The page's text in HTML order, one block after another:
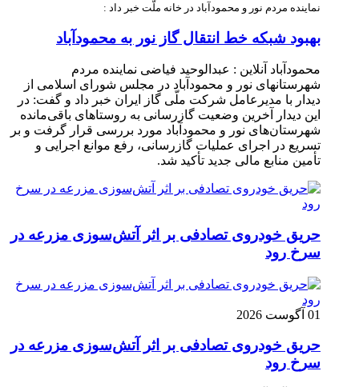
نماینده مردم نور و محمودآباد در خانه ملّت خبر داد :
بهبود شبکه خط انتقال گاز نور به محمودآباد
محمودآباد آنلاین : عبدالوحید فیاضی نماینده مردم
شهرستانهای نور و محمودآباد در مجلس شورای اسلامی از
دیدار با مدیرعامل شرکت ملّی گاز ایران خبر داد و گفت: در
این دیدار آخرین وضعیت گازرسانی به روستاهای باقی‌مانده
شهرستان‌های نور و محمودآباد مورد بررسی قرار گرفت و بر
تسریع در اجرای عملیات گازرسانی، رفع موانع اجرایی و
تأمین منابع مالی جدید تأکید شد.
حریق خودروی تصادفی بر اثر آتش‌سوزی مزرعه در
سرخ رود
01 آگوست 2026
حریق خودروی تصادفی بر اثر آتش‌سوزی مزرعه در
سرخ رود